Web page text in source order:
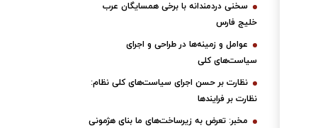
سخنی دردمندانه با برخی همسایگان عرب
خلیج فارس
عوامل و زمینه‌ها در طراحی و اجرای
سیاست‌های کلی
نظارت بر حسن اجرای سیاست‌های کلی نظام:
نظارت بر فرایندها
مخبر: تعرض به زیرساخت‌های ما بنای هژمونی